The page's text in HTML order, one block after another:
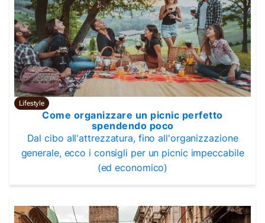
Lifestyle
Come organizzare un picnic perfetto
spendendo poco
Dal cibo all'attrezzatura, fino all'organizzazione
generale, ecco i consigli per un picnic impeccabile
(ed economico)